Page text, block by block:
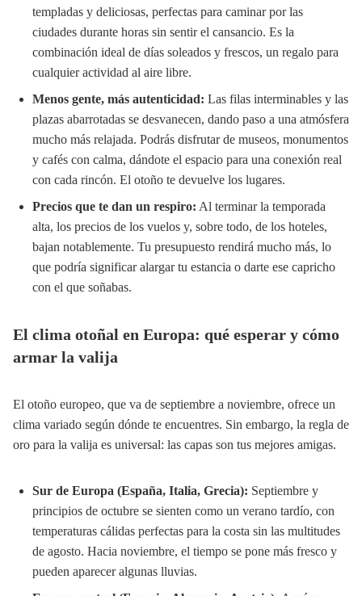
templadas y deliciosas, perfectas para caminar por las
ciudades durante horas sin sentir el cansancio. Es la
combinación ideal de días soleados y frescos, un regalo para
cualquier actividad al aire libre.
Menos gente, más autenticidad: Las filas interminables y las
plazas abarrotadas se desvanecen, dando paso a una atmósfera
mucho más relajada. Podrás disfrutar de museos, monumentos
y cafés con calma, dándote el espacio para una conexión real
con cada rincón. El otoño te devuelve los lugares.
Precios que te dan un respiro: Al terminar la temporada
alta, los precios de los vuelos y, sobre todo, de los hoteles,
bajan notablemente. Tu presupuesto rendirá mucho más, lo
que podría significar alargar tu estancia o darte ese capricho
con el que soñabas.
El clima otoñal en Europa: qué esperar y cómo
armar la valija
El otoño europeo, que va de septiembre a noviembre, ofrece un
clima variado según dónde te encuentres. Sin embargo, la regla de
oro para la valija es universal: las capas son tus mejores amigas.
Sur de Europa (España, Italia, Grecia): Septiembre y
principios de octubre se sienten como un verano tardío, con
temperaturas cálidas perfectas para la costa sin las multitudes
de agosto. Hacia noviembre, el tiempo se pone más fresco y
pueden aparecer algunas lluvias.